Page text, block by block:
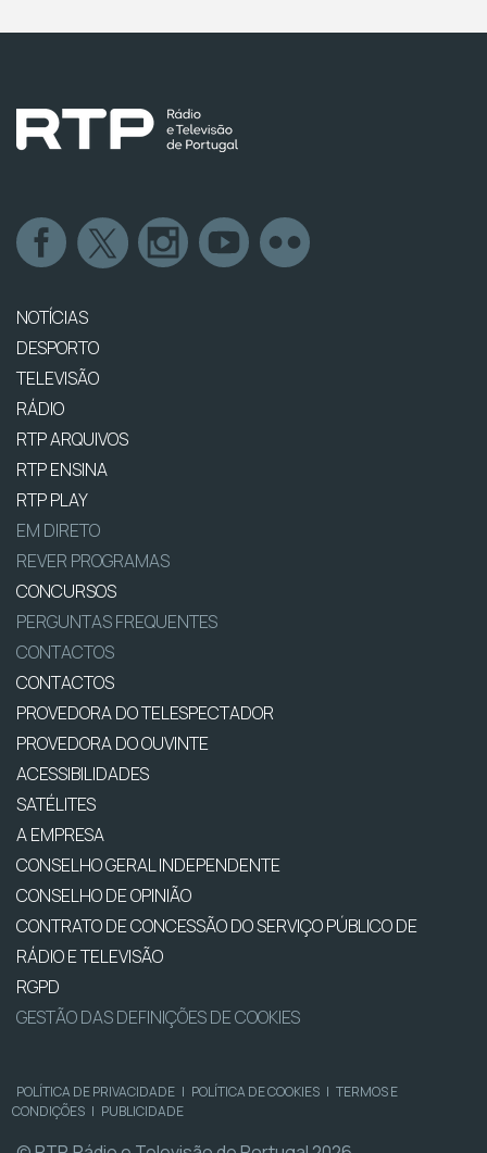
NOTÍCIAS
DESPORTO
TELEVISÃO
RÁDIO
RTP ARQUIVOS
RTP ENSINA
RTP PLAY
EM DIRETO
REVER PROGRAMAS
CONCURSOS
PERGUNTAS FREQUENTES
CONTACTOS
CONTACTOS
PROVEDORA DO TELESPECTADOR
PROVEDORA DO OUVINTE
ACESSIBILIDADES
SATÉLITES
A EMPRESA
CONSELHO GERAL INDEPENDENTE
CONSELHO DE OPINIÃO
CONTRATO DE CONCESSÃO DO SERVIÇO PÚBLICO DE
RÁDIO E TELEVISÃO
RGPD
GESTÃO DAS DEFINIÇÕES DE COOKIES
POLÍTICA DE PRIVACIDADE | POLÍTICA DE COOKIES | TERMOS E
CONDIÇÕES | PUBLICIDADE